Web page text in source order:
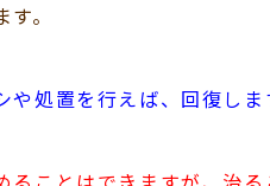
。
処置を行えば、回復しま